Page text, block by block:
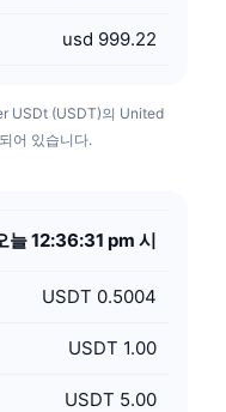
usd 999.22
USDt (USDT)의 United
어 있습니다.
늘 12:36:31 pm 시
USDT 0.5004
USDT 1.00
USDT 5.00